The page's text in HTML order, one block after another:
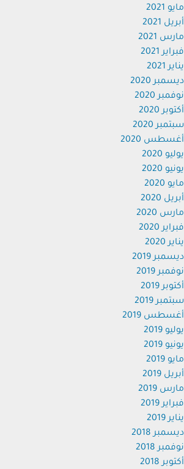
مايو 2021
أبريل 2021
مارس 2021
فبراير 2021
يناير 2021
ديسمبر 2020
نوفمبر 2020
أكتوبر 2020
سبتمبر 2020
أغسطس 2020
يوليو 2020
يونيو 2020
مايو 2020
أبريل 2020
مارس 2020
فبراير 2020
يناير 2020
ديسمبر 2019
نوفمبر 2019
أكتوبر 2019
سبتمبر 2019
أغسطس 2019
يوليو 2019
يونيو 2019
مايو 2019
أبريل 2019
مارس 2019
فبراير 2019
يناير 2019
ديسمبر 2018
نوفمبر 2018
أكتوبر 2018